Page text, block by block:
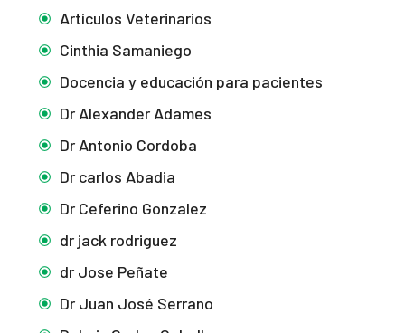
Artículos Veterinarios
Cinthia Samaniego
Docencia y educación para pacientes
Dr Alexander Adames
Dr Antonio Cordoba
Dr carlos Abadia
Dr Ceferino Gonzalez
dr jack rodriguez
dr Jose Peñate
Dr Juan José Serrano